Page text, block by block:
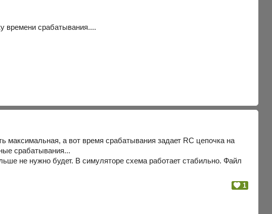
времени срабатывания....
максимальная, а вот время срабатывания задает RC цепочка на
срабатывания...
не нужно будет. В симуляторе схема работает стабильно. Файл
1